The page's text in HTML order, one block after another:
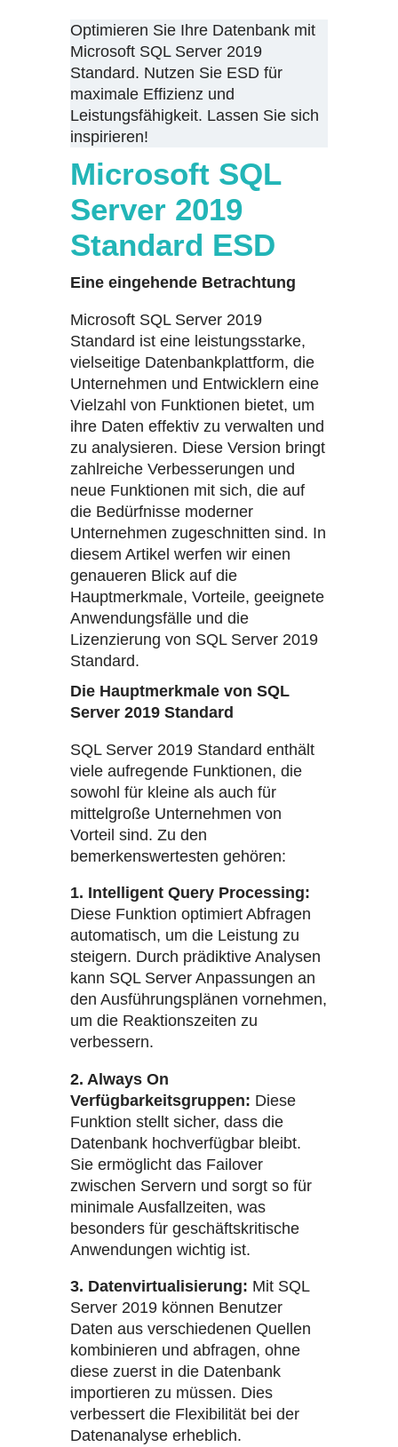
Optimieren Sie Ihre Datenbank mit
Microsoft SQL Server 2019
Standard. Nutzen Sie ESD für
maximale Effizienz und
Leistungsfähigkeit. Lassen Sie sich
inspirieren!
Microsoft SQL
Server 2019
Standard ESD
Eine eingehende Betrachtung
Microsoft SQL Server 2019
Standard ist eine leistungsstarke,
vielseitige Datenbankplattform, die
Unternehmen und Entwicklern eine
Vielzahl von Funktionen bietet, um
ihre Daten effektiv zu verwalten und
zu analysieren. Diese Version bringt
zahlreiche Verbesserungen und
neue Funktionen mit sich, die auf
die Bedürfnisse moderner
Unternehmen zugeschnitten sind. In
diesem Artikel werfen wir einen
genaueren Blick auf die
Hauptmerkmale, Vorteile, geeignete
Anwendungsfälle und die
Lizenzierung von SQL Server 2019
Standard.
Die Hauptmerkmale von SQL
Server 2019 Standard
SQL Server 2019 Standard enthält
viele aufregende Funktionen, die
sowohl für kleine als auch für
mittelgroße Unternehmen von
Vorteil sind. Zu den
bemerkenswertesten gehören:
1. Intelligent Query Processing:
Diese Funktion optimiert Abfragen
automatisch, um die Leistung zu
steigern. Durch prädiktive Analysen
kann SQL Server Anpassungen an
den Ausführungsplänen vornehmen,
um die Reaktionszeiten zu
verbessern.
2. Always On
Verfügbarkeitsgruppen: Diese
Funktion stellt sicher, dass die
Datenbank hochverfügbar bleibt.
Sie ermöglicht das Failover
zwischen Servern und sorgt so für
minimale Ausfallzeiten, was
besonders für geschäftskritische
Anwendungen wichtig ist.
3. Datenvirtualisierung: Mit SQL
Server 2019 können Benutzer
Daten aus verschiedenen Quellen
kombinieren und abfragen, ohne
diese zuerst in die Datenbank
importieren zu müssen. Dies
verbessert die Flexibilität bei der
Datenanalyse erheblich.